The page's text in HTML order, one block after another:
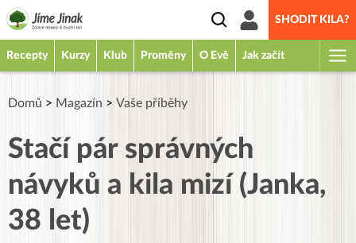
SHODIT KILA?
Recepty Kurzy Klub Proměny O Evě Jak začít
Domů > Magazín > Vaše příběhy
Stačí pár správných
návyků a kila mizí (Janka,
38 let)